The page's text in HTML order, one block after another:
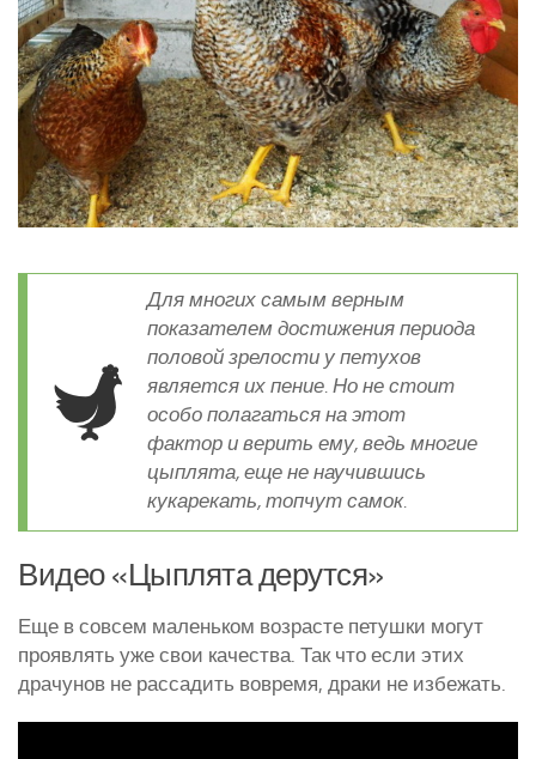
Для многих самым верным
показателем достижения периода
половой зрелости у петухов
является их пение. Но не стоит
особо полагаться на этот
фактор и верить ему, ведь многие
цыплята, еще не научившись
кукарекать, топчут самок.
Видео «Цыплята дерутся»
Еще в совсем маленьком возрасте петушки могут
проявлять уже свои качества. Так что если этих
драчунов не рассадить вовремя, драки не избежать.